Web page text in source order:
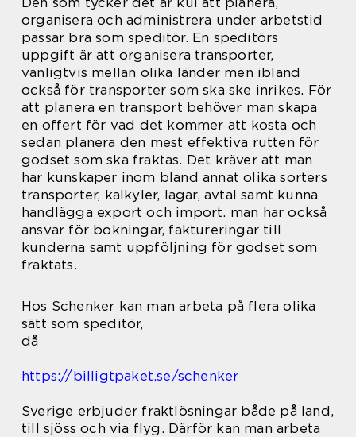
organisera och administrera under arbetstid
passar bra som speditör. En speditörs
uppgift är att organisera transporter,
vanligtvis mellan olika länder men ibland
också för transporter som ska ske inrikes. För
att planera en transport behöver man skapa
en offert för vad det kommer att kosta och
sedan planera den mest effektiva rutten för
godset som ska fraktas. Det kräver att man
har kunskaper inom bland annat olika sorters
transporter, kalkyler, lagar, avtal samt kunna
handlägga export och import. man har också
ansvar för bokningar, faktureringar till
kunderna samt uppföljning för godset som
fraktats.
Hos Schenker kan man arbeta på flera olika
sätt som speditör,
då
https://billigtpaket.se/schenker
Sverige erbjuder fraktlösningar både på land,
till sjöss och via flyg. Därför kan man arbeta